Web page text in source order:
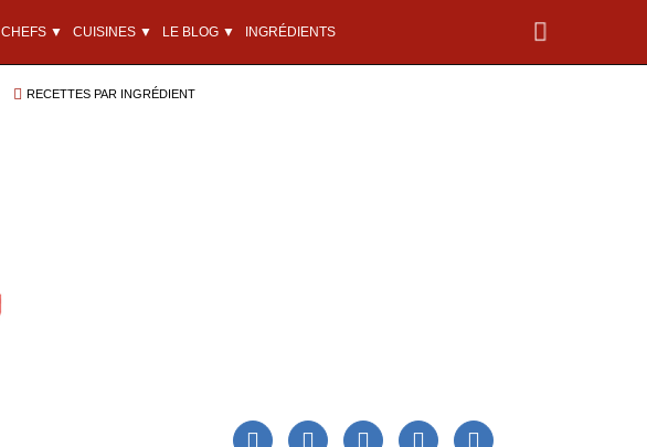
CHEFS ▼ CUISINES ▼ LE BLOG ▼ INGRÉDIENTS
RECETTES PAR INGRÉDIENT